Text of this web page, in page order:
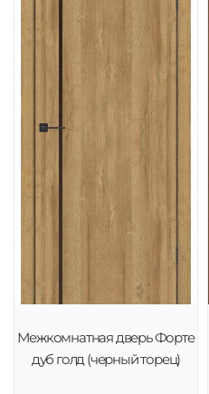
Межкомнатная дверь Форте
дуб голд (черный торец)